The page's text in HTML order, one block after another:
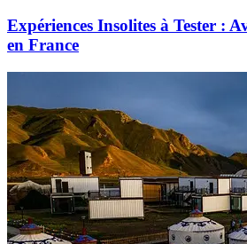
Expériences Insolites à Tester :
en France